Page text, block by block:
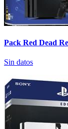
Pack Red Dead
Sin datos